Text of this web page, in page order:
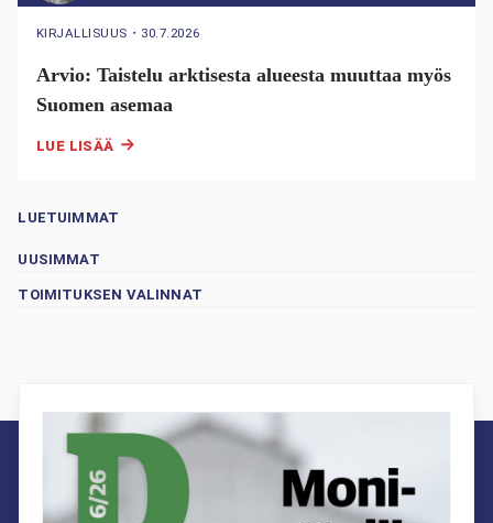
KIRJALLISUUS ・ 30.7.2026
Arvio: Taistelu arktisesta alueesta muuttaa myös
Suomen asemaa
LUE LISÄÄ
LUETUIMMAT
UUSIMMAT
TOIMITUKSEN VALINNAT